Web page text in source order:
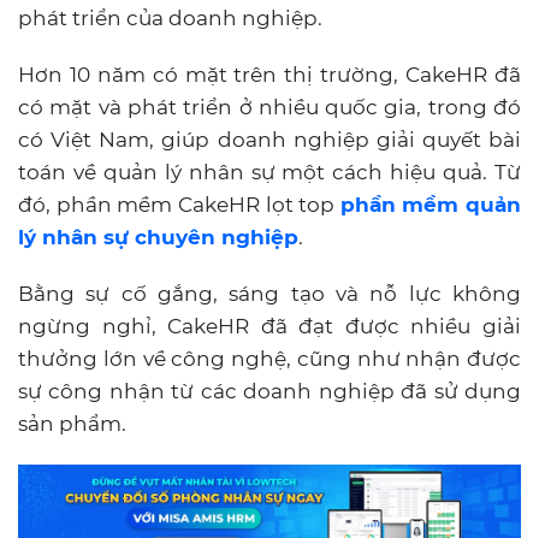
phát triển của doanh nghiệp.
Hơn 10 năm có mặt trên thị trường, CakeHR đã
có mặt và phát triển ở nhiều quốc gia, trong đó
có Việt Nam, giúp doanh nghiệp giải quyết bài
toán về quản lý nhân sự một cách hiệu quả. Từ
đó, phần mềm CakeHR lọt top phần mềm quản
lý nhân sự chuyên nghiệp.
Bằng sự cố gắng, sáng tạo và nỗ lực không
ngừng nghỉ, CakeHR đã đạt được nhiều giải
thưởng lớn về công nghệ, cũng như nhận được
sự công nhận từ các doanh nghiệp đã sử dụng
sản phẩm.